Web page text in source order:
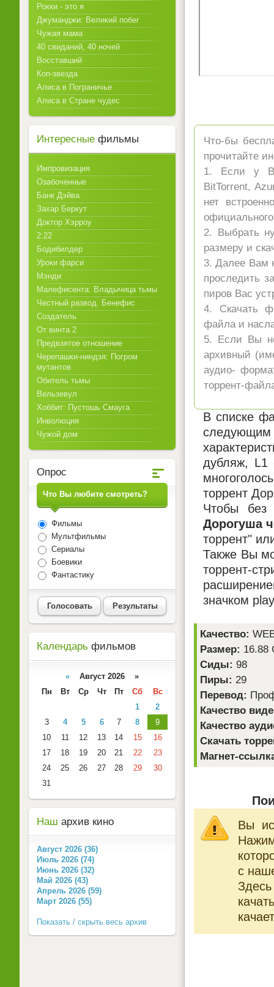
Что-бы
прочитайте
1. Если у
BitTorrent,
нет
2. Выбрать
размеру и
3. Далее Вам
проследить
пиров Вас
4. Скачать
файла и
5. Если Вы
архивный
аудио-
торрент-
В списке
дубляж, L1
торрент
Чтобы без
Дорогуша
торрент"
Также Вы
торрент-
значком
Качество:
Размер: 16.88
Сиды: 98
Пиры: 29
Перевод:
Качество
Качество
Скачать
Магнет-
Вы
с
Рокки - это я
Джуманджи: Великий побег
Чужая мама
40 свиданий, 40 ночей
Восставший
Коп-звезда
Алиса в Пограничье
Алиса в Стране чудес
Интересные фильмы
Импровизация
Озабоченные
Банк Дэйва
Захар Беркут
Доктор Хэрроу
2:22
Бодибилдер
Уроки фарси
Мэнди
Малефисента: Владычица тьмы
Честный развод. Бенефис
Создатель
От винта 2
Предвзятое отношение
Черепашки-ниндзя: Погром
мутантов
Обитель тьмы
Вельзевул
Хоббит: Пустошь Смауга
Инволюция
Чужой дом
Опрос
Что Вы любите смотреть?
Фильмы
Мультфильмы
Сериалы
Боевики
Фантастику
Голосовать Результаты
Календарь фильмов
« Август 2026 »
Пн
Вт Ср Чт Пт Сб
Вс
1
2
3
4 5 6 7 8
9
10
11 12 13 14 15
16
17
18 19 20 21 22
23
24
25 26 27 28 29
30
31
Наш архив кино
Август 2026 (36)
Июль 2026 (74)
Июнь 2026 (32)
Май 2026 (43)
Апрель 2026 (59)
Март 2026 (55)
Показать / скрыть весь архив